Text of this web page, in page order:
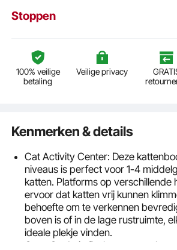
Stoppen
100% veilige
betaling
Veilige privacy
Kenmerken & details
Cat Activity Center: Deze
niveaus is perfect voor 1-4
katten. Platforms op verschillende
ervoor dat katten vrij kunnen
behoefte om te verkennen
boven is of in de lage rustruimte,
ideale plekje vinden.
Cosy Cat Lair: De kattentoren